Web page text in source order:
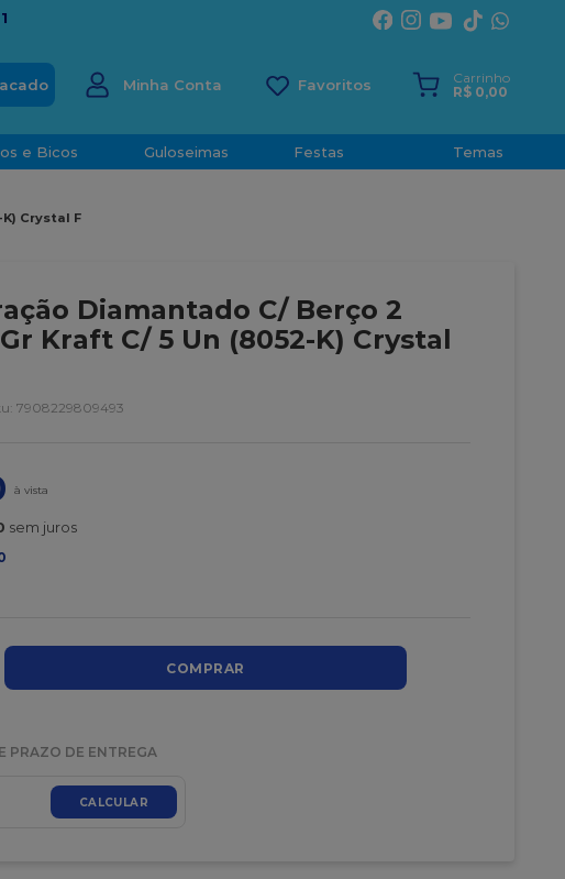
ESPÍRITO SANTO
Minha Conta
Carrinho
R$ 0,00
e Bicos Guloseimas Festas Temas
Crystal F
Diamantado C/ Berço 2
Kraft C/ 5 Un (8052-K) Crystal
: 7908229809493
sem juros
COMPRAR
PRAZO DE ENTREGA
CALCULAR